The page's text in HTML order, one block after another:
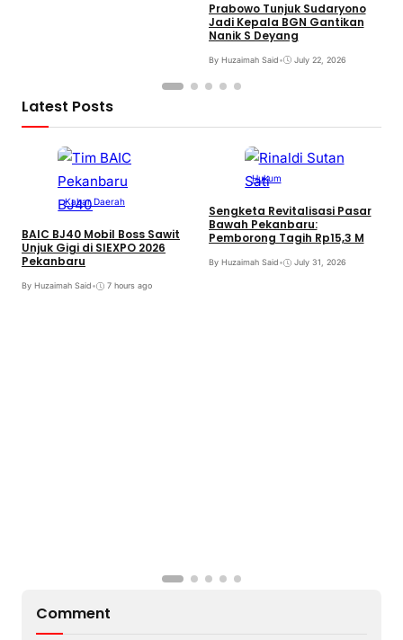
Prabowo Tunjuk Sudaryono
Jadi Kepala BGN Gantikan
Nanik S Deyang
By Huzaimah Said• July 22, 2026
Latest Posts
Kabar Daerah
BAIC BJ40 Mobil Boss Sawit
Unjuk Gigi di SIEXPO 2026
Pekanbaru
By Huzaimah Said• 7 hours ago
Hukum
Sengketa Revitalisasi Pasar
Bawah Pekanbaru:
Pemborong Tagih Rp15,3 M
By Huzaimah Said• July 31, 2026
Comment